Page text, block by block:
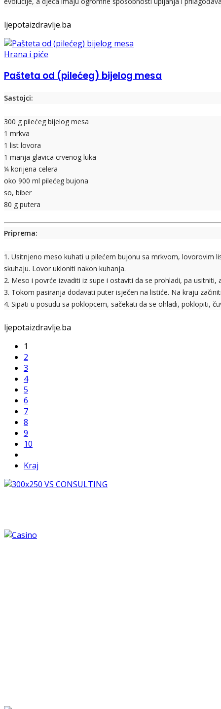
ljepotaizdravlje.ba
Hrana i piće
Pašteta od (pilećeg) bijelog mesa
Sastojci:
300 g pilećeg bijelog mesa
1 mrkva
1 list lovora
1 manja glavica crvenog luka
¼ korijena celera
oko 900 ml pilećeg bujona
so, biber
80 g putera
Priprema:
1. Usitnjeno meso kuhati u pilećem bujonu sa mrkvom, lovorovim
skuhaju. Lovor ukloniti nakon kuhanja.
2. Meso i povrće izvaditi iz supe i ostaviti da se prohladi, pa
3. Tokom pasiranja dodavati puter isječen na listiće. Na kraju
4. Sipati u posudu sa poklopcem, sačekati da se ohladi, poklopiti,
ljepotaizdravlje.ba
1
2
3
4
5
6
7
8
9
10
Kraj